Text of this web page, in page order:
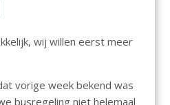
m
ai
l
wij willen eerst meer
vorige week bekend was
busregeling niet helemaal